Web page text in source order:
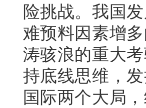
险挑战。我国
难预料因素增
涛骇浪的重大
持底线思维，
国际两个大局